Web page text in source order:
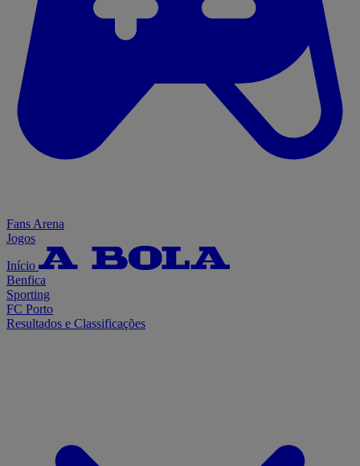
Fans Arena
Jogos
Início
Benfica
Sporting
FC Porto
Resultados e Classificações